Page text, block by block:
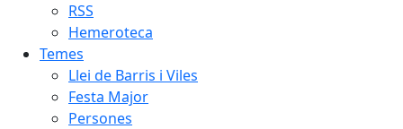
RSS
Hemeroteca
Temes
Llei de Barris i Viles
Festa Major
Persones